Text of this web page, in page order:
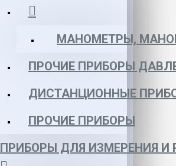
МАНОМЕТРЫ,
ПРОЧИЕ ПРИБОРЫ
ДИСТАНЦИОННЫЕ
ПРОЧИЕ ПРИБОРЫ
ПРИБОРЫ ДЛЯ ИЗМЕРЕНИЯ И